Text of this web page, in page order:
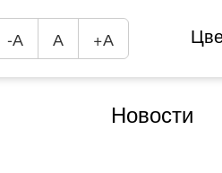
-А А +А
Новости